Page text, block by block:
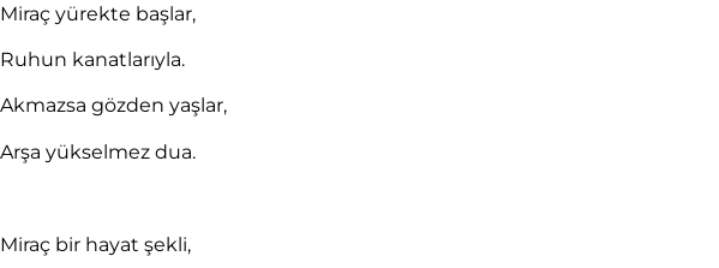
Miraç yürekte başlar,
Ruhun kanatlarıyla.
Akmazsa gözden yaşlar,
Arşa yükselmez dua.
Miraç bir hayat şekli,